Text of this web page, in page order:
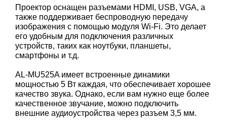
Проектор оснащен разъемами HDMI, USB, VGA, а
также поддерживает беспроводную передачу
изображения с помощью модуля Wi-Fi. Это делает
его удобным для подключения различных
устройств, таких как ноутбуки, планшеты,
смартфоны и т.д.
AL-MU525A имеет встроенные динамики
мощностью 5 Вт каждая, что обеспечивает хорошее
качество звука. Однако, если вам нужно еще более
качественное звучание, можно подключить
внешние аудиоустройства через разъем 3,5 мм.